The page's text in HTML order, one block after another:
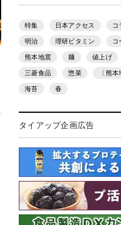
特集 日本アクセス コ
明治 理研ビタミン コ
熊本地震 麺 値上げ
三菱食品 惣菜 〔熊本
海苔 春
タイアップ企画広告